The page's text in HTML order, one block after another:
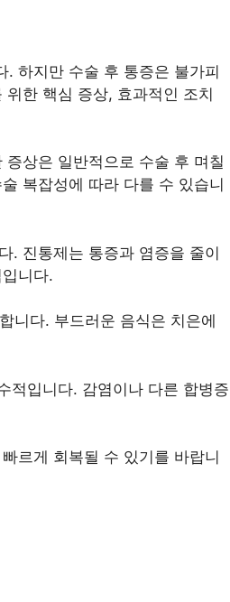
. 하지만 수술 후 통증은 불가피
한 핵심 증상, 효과적인 조치
상은 일반적으로 수술 후 며칠
복잡성에 따라 다를 수 있습니
. 진통제는 통증과 염증을 줄이
니다.
니다. 부드러운 음식은 치은에
적입니다. 감염이나 다른 합병증
르게 회복될 수 있기를 바랍니